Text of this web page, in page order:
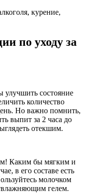
курение,
по уходу за
улучшить состояние
количество
Но важно помнить,
выпит за 2 часа до
отекшим.
Каким бы мягким и
в его составе есть
молочком
гелем.